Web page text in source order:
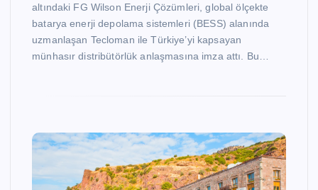
altındaki FG Wilson Enerji Çözümleri, global ölçekte
batarya enerji depolama sistemleri (BESS) alanında
uzmanlaşan Tecloman ile Türkiye’yi kapsayan
münhasır distribütörlük anlaşmasına imza attı. Bu…